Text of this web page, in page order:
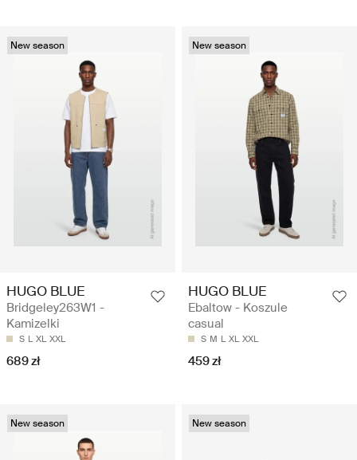
New season
HUGO BLUE
Bridgeley263W1 -
Kamizelki
S L XL XXL
689 zł
New season
HUGO BLUE
Ebaltow - Koszule
casual
S M L XL XXL
459 zł
New season New season